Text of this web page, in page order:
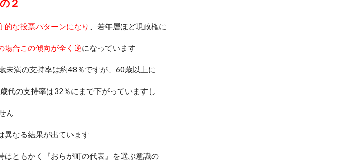
２
的な投票パターンになり 、若年層ほど現政権に
場合この傾向が全く逆になっています
未満の支持率は約48 ％ですが、 60歳以上に
歳代の支持率は32 ％にまで下がっていますし
ん
異なる結果が出ています
はともかく『おらが町の代表』を選ぶ意識の